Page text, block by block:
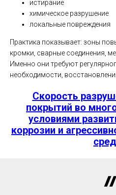
истирание
химическое разрушение
локальные повреждения
Практика показывает: зоны
кромки, сварные соединения,
Именно они требуют
необходимости,
Скорость
покрытий во
условиями
коррозии и